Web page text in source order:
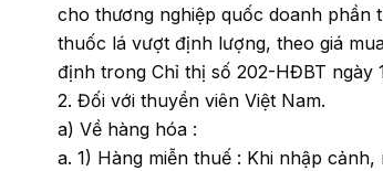
cho thương nghiệp quốc doanh phần
thuốc lá vượt định lượng, theo giá
định trong Chỉ thị số 202-HĐBT ngày
2. Đối với thuyền viên Việt Nam.
a) Về hàng hóa :
a. 1) Hàng miễn thuế : Khi nhập